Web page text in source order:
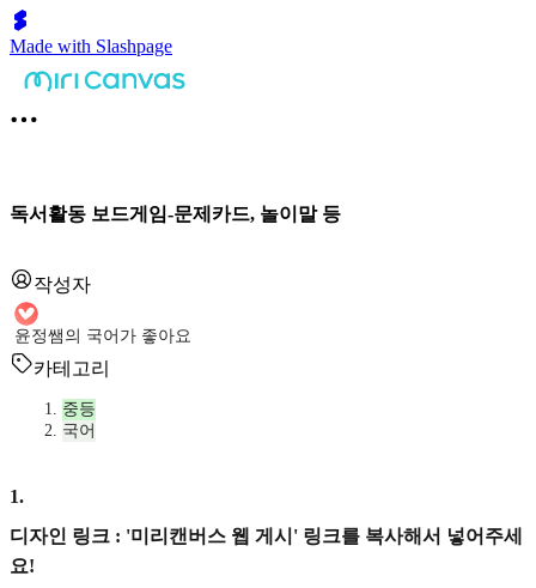
Made with Slashpage
독서활동 보드게임-문제카드, 놀이말 등
작성자
윤정쌤의 국어가 좋아요
카테고리
중등
국어
1.
디자인 링크 : '미리캔버스 웹 게시' 링크를 복사해서 넣어주세
요!